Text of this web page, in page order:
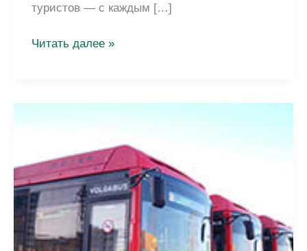
туристов — с каждым […]
Туристический
развод
мостов
Читать далее »